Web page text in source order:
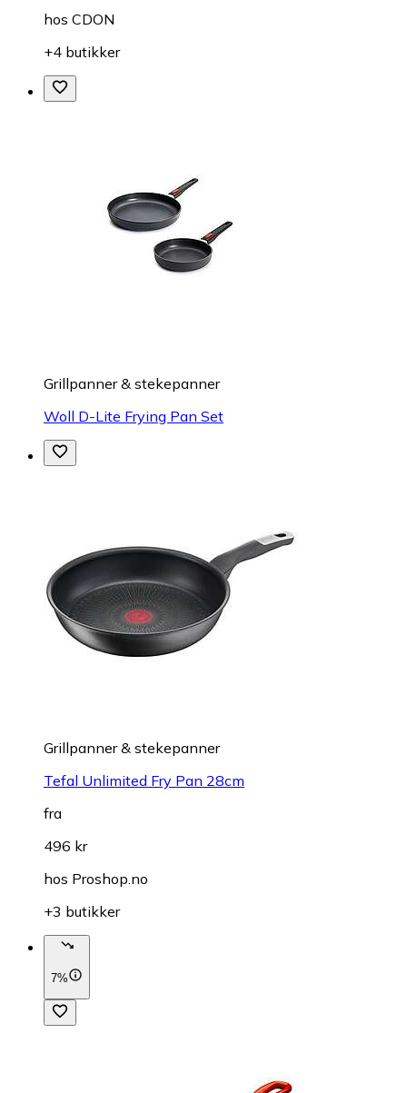
hos CDON
+4 butikker
Grillpanner & stekepanner
Woll D-Lite Frying Pan Set
Grillpanner & stekepanner
Tefal Unlimited Fry Pan 28cm
fra
496 kr
hos Proshop.no
+3 butikker
7%